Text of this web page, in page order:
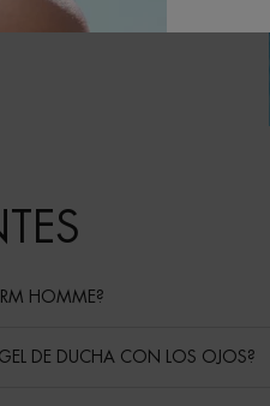
HOMME?
DE DUCHA CON LOS OJOS?